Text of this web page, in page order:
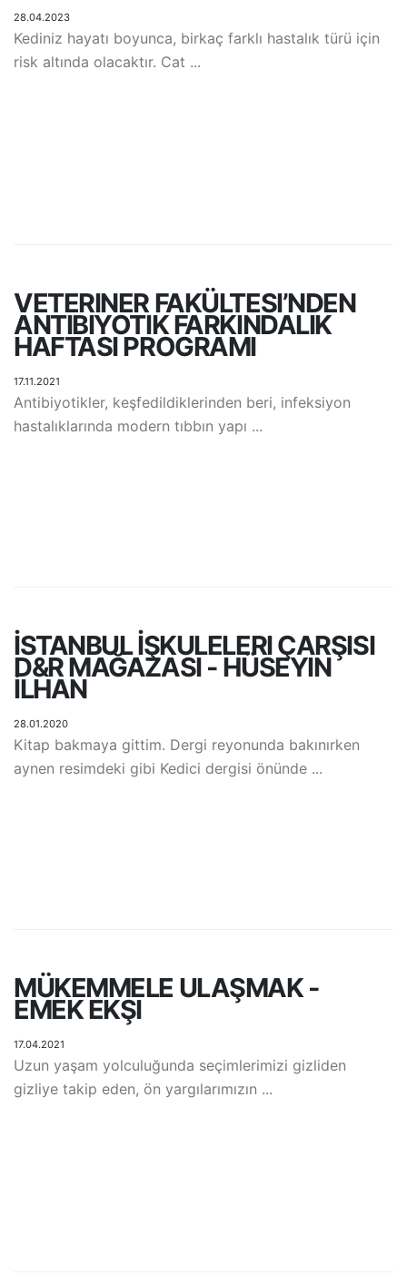
28.04.2023
Kediniz hayatı boyunca, birkaç farklı hastalık türü için
risk altında olacaktır. Cat ...
VETERINER FAKÜLTESI’NDEN
ANTIBIYOTIK FARKINDALIK
HAFTASI PROGRAMI
17.11.2021
Antibiyotikler, keşfedildiklerinden beri, infeksiyon
hastalıklarında modern tıbbın yapı ...
İSTANBUL İŞKULELERI ÇARŞISI
D&R MAĞAZASI - HÜSEYIN
İLHAN
28.01.2020
Kitap bakmaya gittim. Dergi reyonunda bakınırken
aynen resimdeki gibi Kedici dergisi önünde ...
MÜKEMMELE ULAŞMAK -
EMEK EKŞI
17.04.2021
Uzun yaşam yolculuğunda seçimlerimizi gizliden
gizliye takip eden, ön yargılarımızın ...